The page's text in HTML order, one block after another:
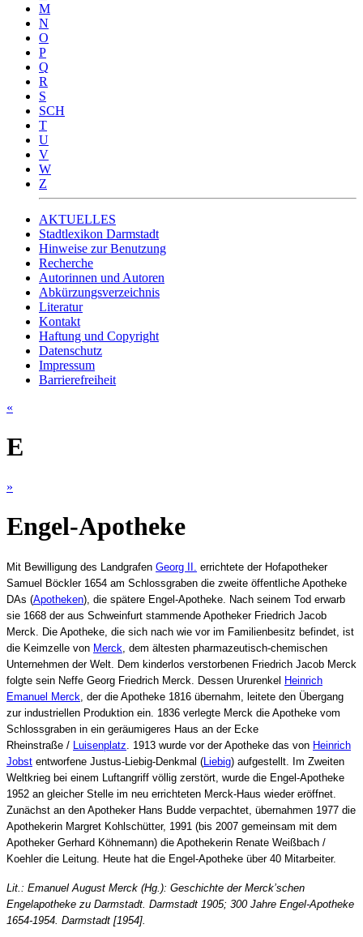
M
N
O
P
Q
R
S
SCH
T
U
V
W
Z
AKTUELLES
Stadtlexikon Darmstadt
Hinweise zur Benutzung
Recherche
Autorinnen und Autoren
Abkürzungsverzeichnis
Literatur
Kontakt
Haftung und Copyright
Datenschutz
Impressum
Barrierefreiheit
«
E
»
Engel-Apotheke
Mit Bewilligung des Landgrafen Georg II. errichtete der Hofapotheker
Samuel Böckler 1654 am Schlossgraben die zweite öffentliche Apotheke
DAs (Apotheken), die spätere Engel-Apotheke. Nach seinem Tod erwarb
sie 1668 der aus Schweinfurt stammende Apotheker Friedrich Jacob
Merck. Die Apotheke, die sich nach wie vor im Familienbesitz befindet, ist
die Keimzelle von Merck , dem ältesten pharmazeutisch-chemischen
Unternehmen der Welt. Dem kinderlos verstorbenen Friedrich Jacob Merck
folgte sein Neffe Georg Friedrich Merck. Dessen Ururenkel Heinrich
Emanuel Merck , der die Apotheke 1816 übernahm, leitete den Übergang
zur industriellen Produktion ein. 1836 verlegte Merck die Apotheke vom
Schlossgraben in ein geräumigeres Haus an der Ecke
Rheinstraße / Luisenplatz . 1913 wurde vor der Apotheke das von Heinrich
Jobst entworfene Justus-Liebig-Denkmal (Liebig) aufgestellt. Im Zweiten
Weltkrieg bei einem Luftangriff völlig zerstört, wurde die Engel-Apotheke
1952 an gleicher Stelle im neu errichteten Merck-Haus wieder eröffnet.
Zunächst an den Apotheker Hans Budde verpachtet, übernahmen 1977 die
Apothekerin Margret Kohlschütter, 1991 (bis 2007 gemeinsam mit dem
Apotheker Gerhard Köhnemann) die Apothekerin Renate Weißbach /
Koehler die Leitung. Heute hat die Engel-Apotheke über 40 Mitarbeiter.
Lit.: Emanuel August Merck (Hg.): Geschichte der Merck’schen
Engelapotheke zu Darmstadt. Darmstadt 1905; 300 Jahre Engel-Apotheke
1654-1954. Darmstadt [1954].